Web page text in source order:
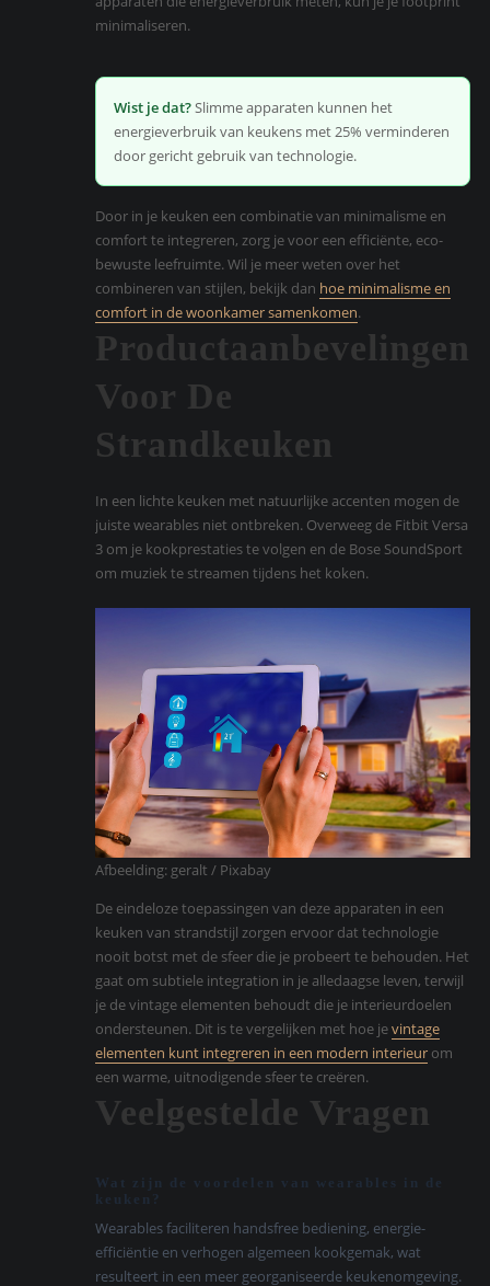
minimaliseren.
Wist je dat?Slimme apparaten kunnen het
energieverbruik van keukens met 25% verminderen
door gericht gebruik van technologie.
Door in je keuken een combinatie van minimalisme en
comfort te integreren, zorg je voor een efficiënte, eco-
bewuste leefruimte. Wil je meer weten over het
combineren van stijlen, bekijk dan hoe minimalisme en
comfort in de woonkamer samenkomen.
Productaanbevelingen
Voor De
Strandkeuken
In een lichte keuken met natuurlijke accenten mogen de
juiste wearables niet ontbreken. Overweeg de Fitbit Versa
3 om je kookprestaties te volgen en de Bose SoundSport
om muziek te streamen tijdens het koken.
Afbeelding: geralt / Pixabay
De eindeloze toepassingen van deze apparaten in een
keuken van strandstijl zorgen ervoor dat technologie
nooit botst met de sfeer die je probeert te behouden. Het
gaat om subtiele integration in je alledaagse leven, terwijl
je de vintage elementen behoudt die je interieurdoelen
ondersteunen. Dit is te vergelijken met hoe jevintage
elementen kunt integreren in een modern interieur om
een warme, uitnodigende sfeer te creëren.
Veelgestelde Vragen
Wat zijn de voordelen van wearables in de
keuken?
Wearables faciliteren handsfree bediening, energie-
efficiëntie en verhogen algemeen kookgemak, wat
resulteert in een meer georganiseerde keukenomgeving.